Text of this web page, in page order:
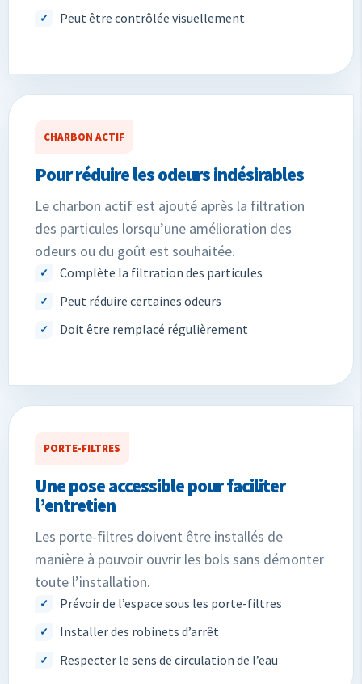
Peut être contrôlée visuellement
CHARBON ACTIF
Pour réduire les odeurs indésirables
Le charbon actif est ajouté après la filtration
des particules lorsqu’une amélioration des
odeurs ou du goût est souhaitée.
Complète la filtration des particules
Peut réduire certaines odeurs
Doit être remplacé régulièrement
PORTE-FILTRES
Une pose accessible pour faciliter
l’entretien
Les porte-filtres doivent être installés de
manière à pouvoir ouvrir les bols sans démonter
toute l’installation.
Prévoir de l’espace sous les porte-filtres
Installer des robinets d’arrêt
Respecter le sens de circulation de l’eau